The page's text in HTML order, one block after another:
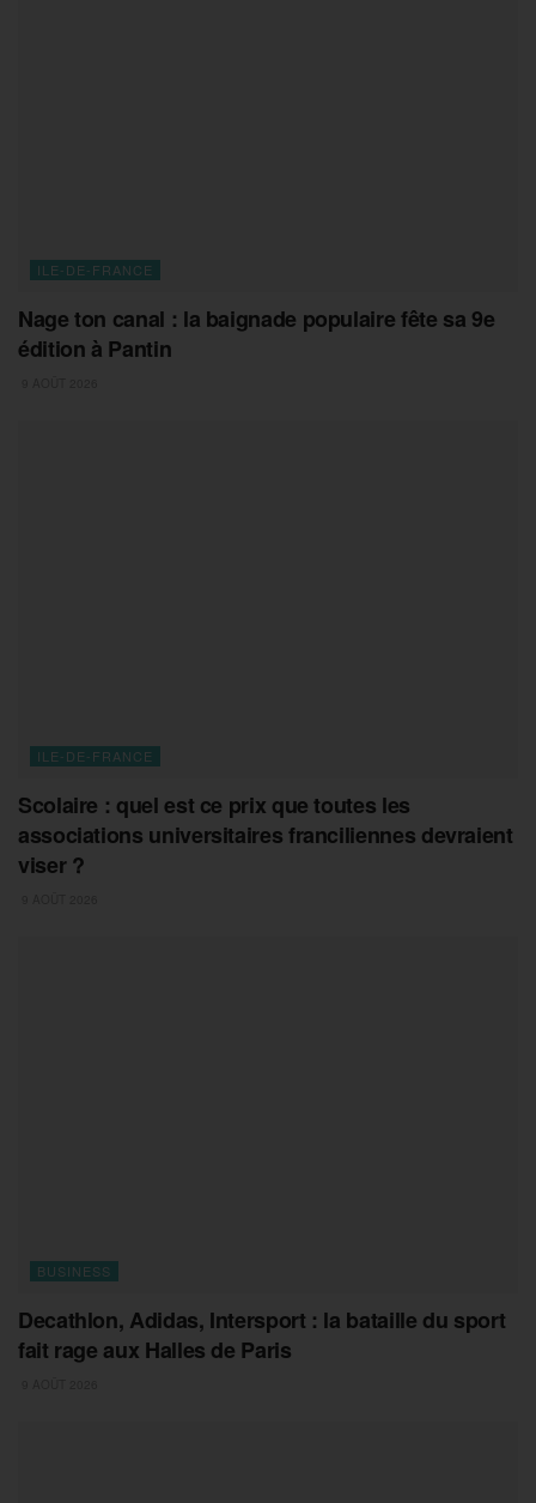
ILE-DE-FRANCE
Nage ton canal : la baignade populaire fête sa 9e
édition à Pantin
ILE-DE-FRANCE
Scolaire : quel est ce prix que toutes les
associations universitaires franciliennes devraient
viser ?
BUSINESS
Decathlon, Adidas, Intersport : la bataille du sport
fait rage aux Halles de Paris